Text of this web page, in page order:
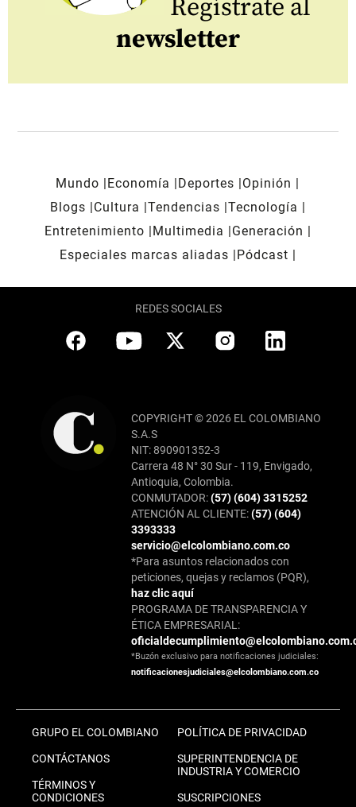
Regístrate al
newsletter
Mundo Economía Deportes
Opinión
Blogs
Cultura Tendencias Tecnología
Entretenimiento
Multimedia
Generación
Especiales marcas aliadas
Pódcast
REDES SOCIALES
COPYRIGHT © 2026 EL COLOMBIANO
S.A.S
NIT: 890901352-3
Carrera 48 N° 30 Sur - 119, Envigado,
Antioquia, Colombia.
CONMUTADOR:(57) (604) 3315252
ATENCIÓN AL CLIENTE:(57) (604)
3393333
servicio@elcolombiano.com.co
*Para asuntos relacionados con
peticiones, quejas y reclamos (PQR),
haz clic aquí
PROGRAMA DE TRANSPARENCIA Y
ÉTICA EMPRESARIAL:
*Buzón exclusivo para notificaciones judiciales:
notificacionesjudiciales@elcolombiano.com.co
GRUPO EL COLOMBIANO
CONTÁCTANOS
TÉRMINOS Y
CONDICIONES
POLÍTICA DE PRIVACIDAD
SUPERINTENDENCIA DE
INDUSTRIA Y COMERCIO
SUSCRIPCIONES